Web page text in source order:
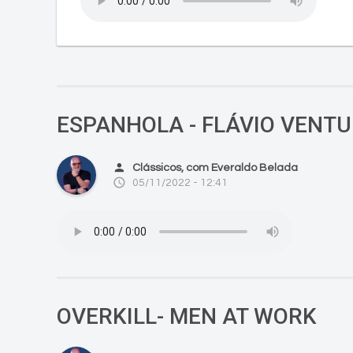
ESPANHOLA - FLÁVIO
person Clássicos, com Everaldo Belada
access_time 05/11/2022 - 12:41
OVERKILL- MEN AT WORK